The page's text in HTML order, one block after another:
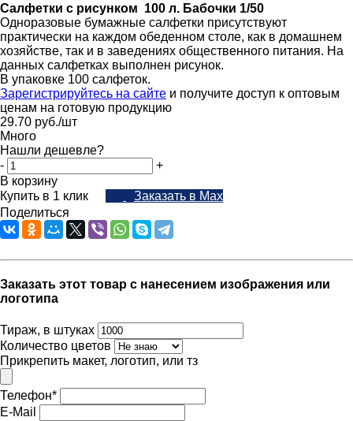
Салфетки с рисунком 100 л. Бабочки 1/50
Одноразовые бумажные салфетки присутствуют
практически на каждом обеденном столе, как в домашнем
хозяйстве, так и в заведениях общественного питания. На
данных салфетках выполнен рисунок.
В упаковке 100 салфеток.
Зарегистрируйтесь на сайте и получите доступ к оптовым
ценам на готовую продукцию
29.70 руб./шт
Много
Нашли дешевле?
-
+
В корзину
Купить в 1 клик
Заказать в Max
Поделиться
Заказать этот товар с нанесением изображения или
логотипа
Тираж, в штуках
Количество цветов
Прикрепить макет, логотип, или тз
Телефон*
E-Mail